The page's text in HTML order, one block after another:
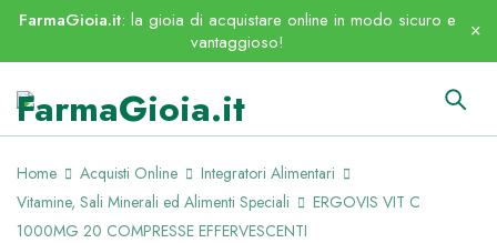
FarmaGioia.it: la gioia di acquistare online in modo sicuro e
vantaggioso!
Home Acquisti Online
Integratori Alimentari
Vitamine, Sali Minerali ed Alimenti Speciali
ERGOVIS VIT C
1000MG 20 COMPRESSE EFFERVESCENTI